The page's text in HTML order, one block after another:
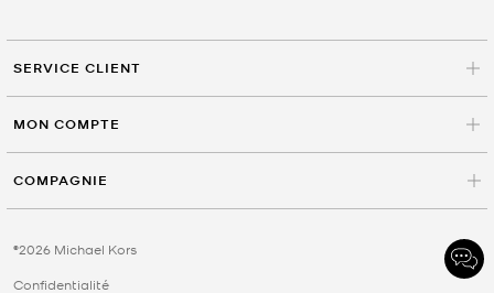
SERVICE CLIENT
MON COMPTE
COMPAGNIE
©2026 Michael Kors
Confidentialité